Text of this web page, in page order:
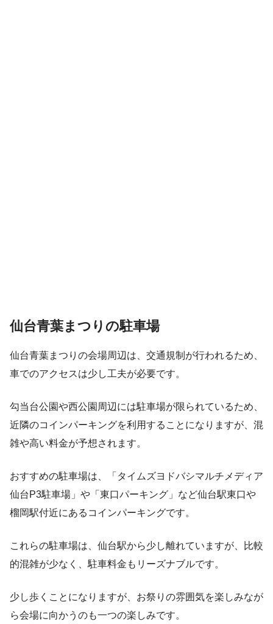
仙台青葉まつりの駐車場
仙台青葉まつりの会場周辺は、交通規制が行われるため、
車でのアクセスは少し工夫が必要です。
勾当台公園や西公園周辺には駐車場が限られているため、
近隣のコインパーキングを利用することになりますが、混
雑や高い料金が予想されます。
おすすめの駐車場は、「タイムズヨドバシマルチメディア
仙台P3駐車場」や「東口パーキング」など仙台駅東口や
榴岡駅付近にあるコインパーキングです。
これらの駐車場は、仙台駅から少し離れていますが、比較
的混雑が少なく、駐車料金もリーズナブルです。
少し歩くことになりますが、お祭りの雰囲気を楽しみなが
ら会場に向かうのも一つの楽しみです。